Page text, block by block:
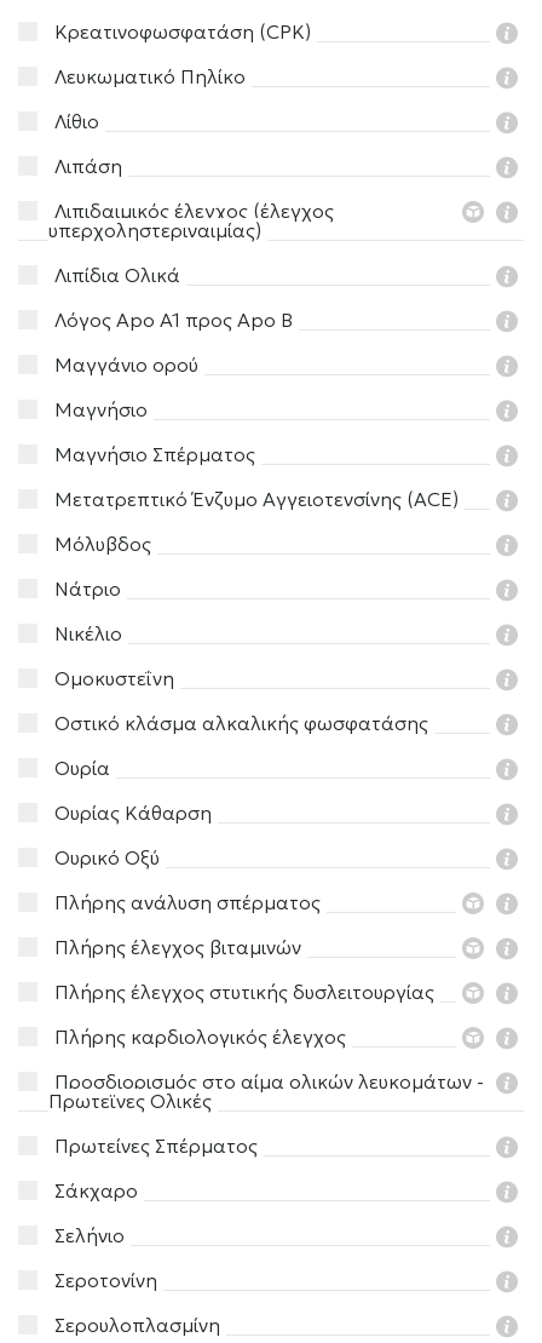
Κρεατινοφωσφατάση (CPK)
Λευκωματικό Πηλίκο
Λίθιο
Λιπάση
Λιπιδαιμικός έλεγχος (έλεγχος
υπερχοληστεριναιμίας)
Λιπίδια Ολικά
Λόγος Apo A1 προς Apo B
Μαγγάνιο ορού
Μαγνήσιο
Μαγνήσιο Σπέρματος
Μετατρεπτικό Ένζυμο Αγγειοτενσίνης (ACE)
Μόλυβδος
Νάτριο
Νικέλιο
Ομοκυστεΐνη
Οστικό κλάσμα αλκαλικής φωσφατάσης
Ουρία
Ουρίας Κάθαρση
Ουρικό Οξύ
Πλήρης ανάλυση σπέρματος
Πλήρης έλεγχος βιταμινών
Πλήρης έλεγχος στυτικής δυσλειτουργίας
Πλήρης καρδιολογικός έλεγχος
Προσδιορισμός στο αίμα ολικών λευκομάτων -
Πρωτεϊνες Ολικές
Πρωτείνες Σπέρματος
Σάκχαρο
Σελήνιο
Σεροτονίνη
Σερουλοπλασμίνη